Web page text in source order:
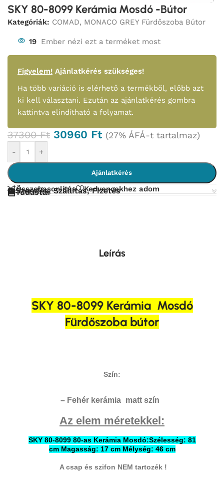
SKY 80-8099 Kerámia Mosdó -Bútor
Kategóriák: COMAD, MONACO GREY Fürdőszoba Bútor
19 Ember nézi ezt a terméket most
Figyelem! Ajánlatkérés szükséges!
Ha több variáció is elérhető a termékből, előbb azt
ki kell választani. Ezután az ajánlatkérés gombra
kattintva elindítható a folyamat.
37300Ft 30960 Ft (27% ÁFÁ-t tartalmaz)
- +
Ajánlatkérés
Összehasonlítás Kedvencekhez adom
Szerelés, Szállítás, Fizetés
Tudástár
Leírás
SKY 80-8099 Kerámia Mosdó
Fürdőszoba bútor
Szín:
– Fehér kerámia matt szín
Az elem méretekkel:
SKY 80-8099 80-as Kerámia Mosdó:Szélesség: 81
cm Magasság: 17 cm Mélység: 46 cm
A csap és szifon NEM tartozék !